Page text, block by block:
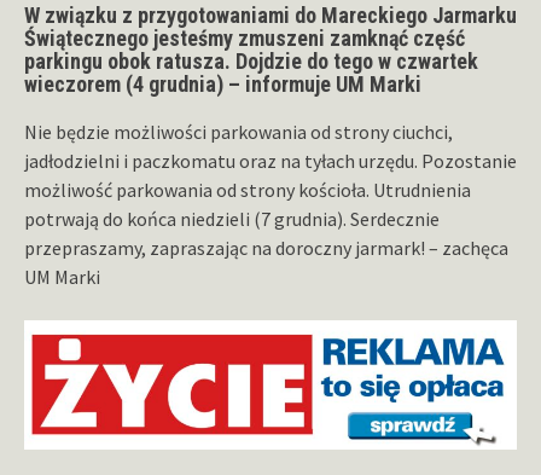
W związku z przygotowaniami do Mareckiego Jarmarku
Świątecznego jesteśmy zmuszeni zamknąć część
parkingu obok ratusza. Dojdzie do tego w czwartek
wieczorem (4 grudnia) – informuje UM Marki
Nie będzie możliwości parkowania od strony ciuchci,
jadłodzielni i paczkomatu oraz na tyłach urzędu. Pozostanie
możliwość parkowania od strony kościoła. Utrudnienia
potrwają do końca niedzieli (7 grudnia). Serdecznie
przepraszamy, zapraszając na doroczny jarmark! – zachęca
UM Marki